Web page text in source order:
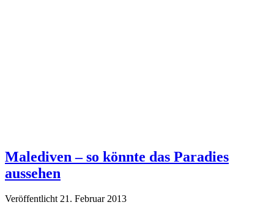
Malediven – so könnte das Paradies
aussehen
Veröffentlicht 21. Februar 2013